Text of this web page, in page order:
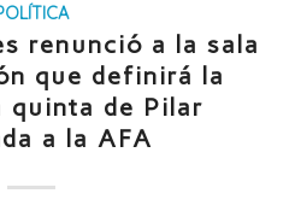
renunció a la sala
que definirá la
quinta de Pilar
a la AFA